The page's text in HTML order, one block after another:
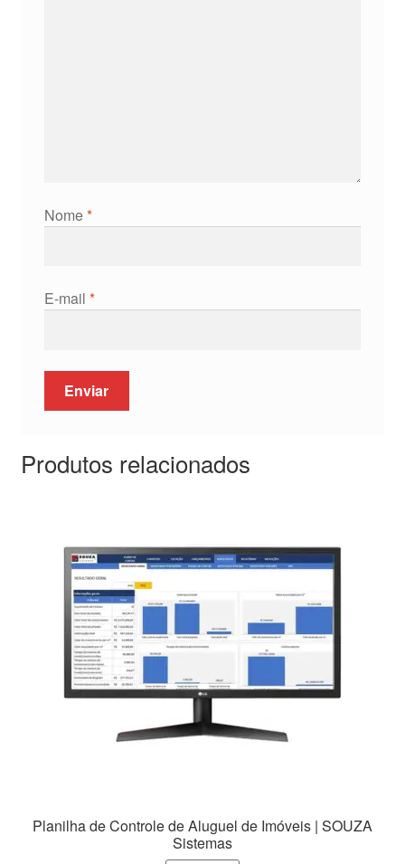
Nome*
E-mail *
Produtos relacionados
Planilha de Controle de Aluguel de Imóveis | SOUZA
Sistemas